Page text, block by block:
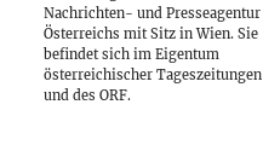
Nachrichten- und Presseagentur
Österreichs mit Sitz in Wien. Sie
befindet sich im Eigentum
österreichischer Tageszeitungen
und des ORF.